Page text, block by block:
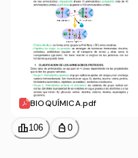
BIOQUÍMICA.pdf
leaderboard106 personal_bag 0